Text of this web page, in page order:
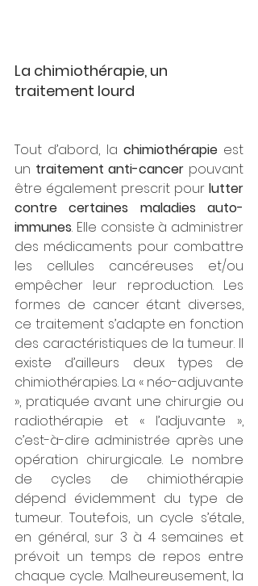
La chimiothérapie, un
traitement lourd
Tout d’abord, la chimiothérapie est
un traitement anti-cancer pouvant
être également prescrit pour lutter
contre certaines maladies auto-
immunes. Elle consiste à administrer
des médicaments pour combattre
les cellules cancéreuses et/ou
empêcher leur reproduction. Les
formes de cancer étant diverses,
ce traitement s’adapte en fonction
des caractéristiques de la tumeur. Il
existe d’ailleurs deux types de
chimiothérapies. La « néo-adjuvante
», pratiquée avant une chirurgie ou
radiothérapie et « l’adjuvante »,
c’est-à-dire administrée après une
opération chirurgicale. Le nombre
de cycles de chimiothérapie
dépend évidemment du type de
tumeur. Toutefois, un cycle s’étale,
en général, sur 3 à 4 semaines et
prévoit un temps de repos entre
chaque cycle. Malheureusement, la